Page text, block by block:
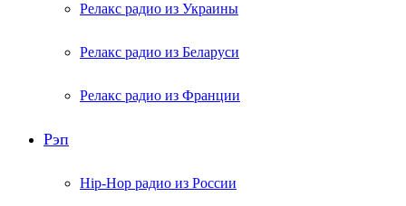
Релакс радио из Украины
Релакс радио из Беларуси
Релакс радио из Франции
Рэп
Hip-Hop радио из России